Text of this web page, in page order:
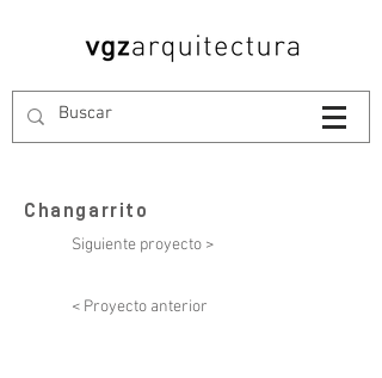
Changarrito
Siguiente proyecto >
< Proyecto anterior